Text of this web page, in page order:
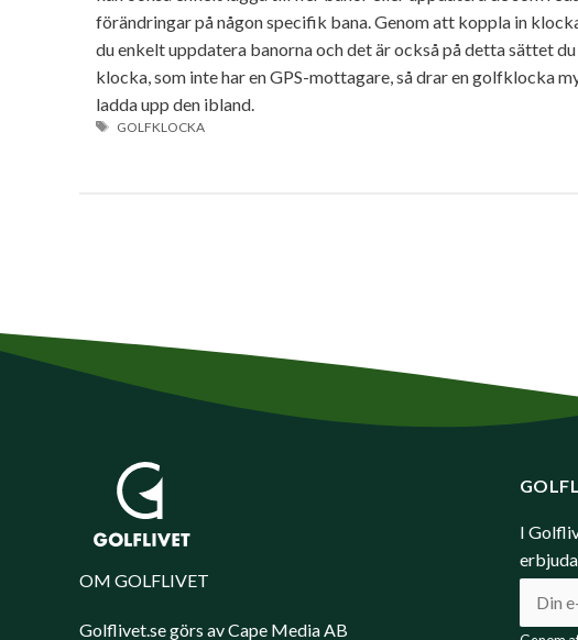
förändringar på någon specifik bana. Genom att koppla in
du enkelt uppdatera banorna och det är också på detta sättet
klocka, som inte har en GPS-mottagare, så drar en golfklocka
ladda upp den ibland.
ETIKETTER
GOLFKLOCKA
OM GOLFLIVET
Golflivet.se görs av Cape Media AB
I